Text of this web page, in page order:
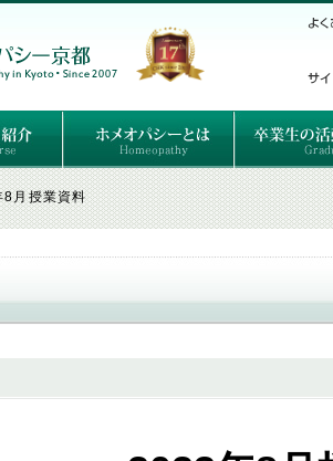
ホメオパシー
コース
（4年制）
（通信）
編入制度 ホメオパシーとは
クラシカルホメオパシーとは
オルガノンとは
ハーネマンの人生
ハーネマン以後のホメオパス
レメディの使い方ABC 卒業生のご
卒業生の活
月授業資料